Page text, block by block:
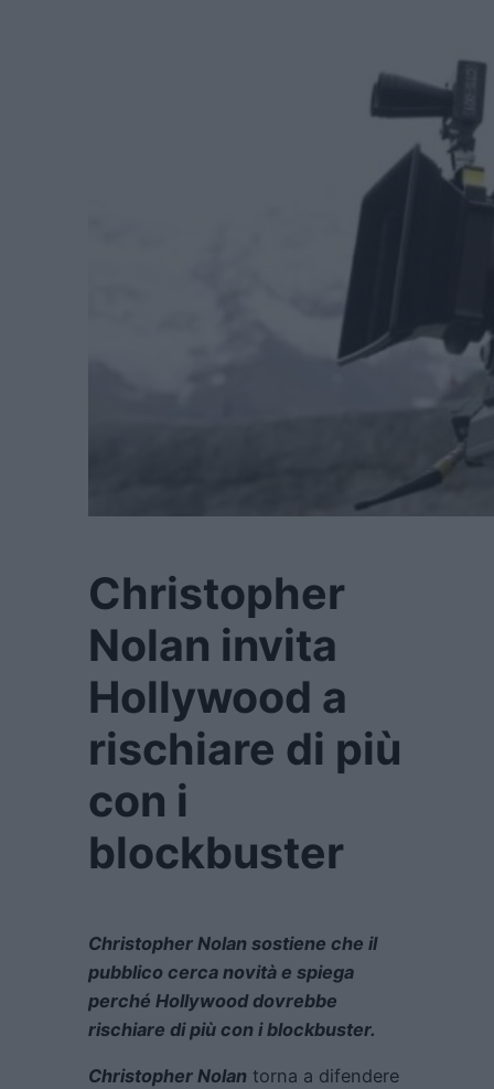
Christopher
Nolan invita
Hollywood a
rischiare di più
con i
blockbuster
Christopher Nolan sostiene che il
pubblico cerca novità e spiega
perché Hollywood dovrebbe
rischiare di più con i blockbuster.
Christopher Nolan torna a difendere